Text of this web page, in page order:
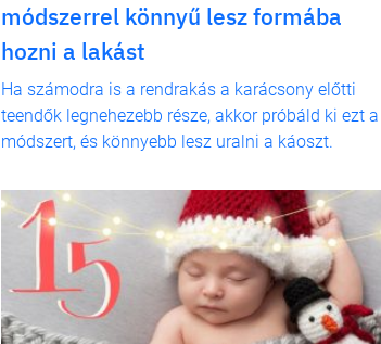
módszerrel könnyű lesz formába
hozni a lakást
Ha számodra is a rendrakás a karácsony előtti
teendők legnehezebb része, akkor próbáld ki ezt a
módszert, és könnyebb lesz uralni a káoszt.